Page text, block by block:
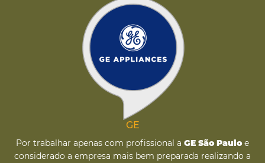
GE
Por trabalhar apenas com profissional a GE São Pauloe
considerado a empresa mais bem preparada realizando a